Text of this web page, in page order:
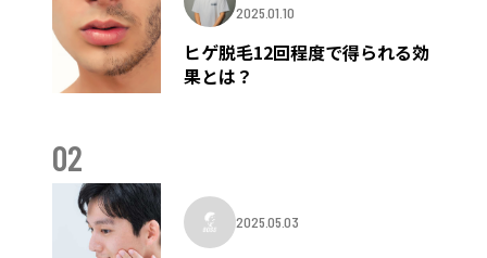
ヒゲ脱毛12回程度で得られる効
果とは？
2025.01.10
02
2025.05.03